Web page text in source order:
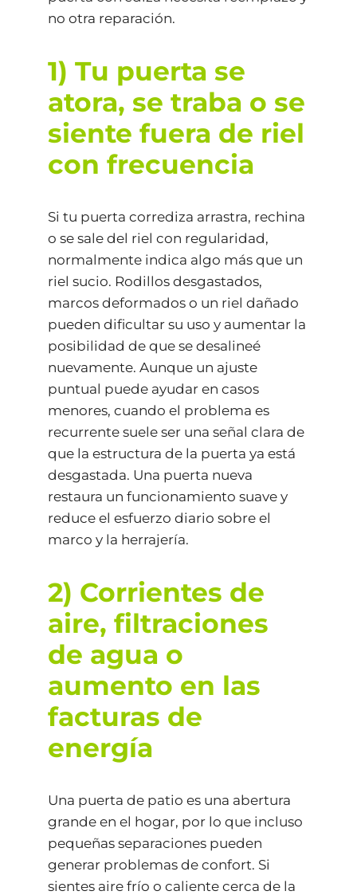
no otra reparación.
1) Tu puerta se
atora, se traba o se
siente fuera de riel
con frecuencia
Si tu puerta corrediza arrastra, rechina
o se sale del riel con regularidad,
normalmente indica algo más que un
riel sucio. Rodillos desgastados,
marcos deformados o un riel dañado
pueden dificultar su uso y aumentar la
posibilidad de que se desalineé
nuevamente. Aunque un ajuste
puntual puede ayudar en casos
menores, cuando el problema es
recurrente suele ser una señal clara de
que la estructura de la puerta ya está
desgastada. Una puerta nueva
restaura un funcionamiento suave y
reduce el esfuerzo diario sobre el
marco y la herrajería.
2) Corrientes de
aire, filtraciones
de agua o
aumento en las
facturas de
energía
Una puerta de patio es una abertura
grande en el hogar, por lo que incluso
pequeñas separaciones pueden
generar problemas de confort. Si
sientes aire frío o caliente cerca de la